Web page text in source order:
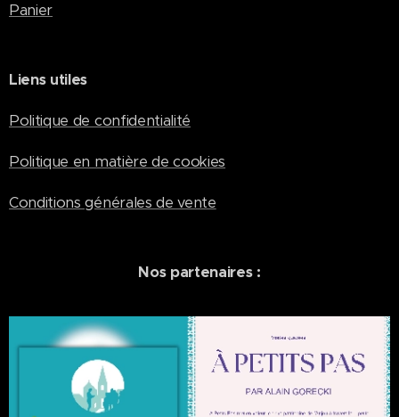
Panier
Liens utiles
Politique de confidentialité
Politique en matière de cookies
Conditions générales de vente
Nos partenaires :